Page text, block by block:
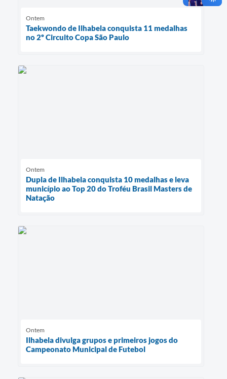
Ontem
Taekwondo de Ilhabela conquista 11 medalhas
no 2º Circuito Copa São Paulo
Ontem
Dupla de Ilhabela conquista 10 medalhas e leva
município ao Top 20 do Troféu Brasil Masters de
Natação
Ontem
Ilhabela divulga grupos e primeiros jogos do
Campeonato Municipal de Futebol